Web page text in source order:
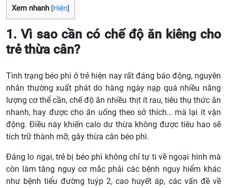
Xem nhanh [Hiện]
1. Vì sao cần có chế độ ăn kiêng cho
trẻ thừa cân?
Tình trạng béo phì ở trẻ hiện nay rất đáng báo động, nguyên
nhân thường xuất phát do hàng ngày nạp quá nhiều năng
lượng cơ thể cần, chế độ ăn nhiều thịt ít rau, tiêu thụ thức ăn
nhanh, hay được cho ăn uống theo sở thích… mà lại ít vận
động. Điều này khiến calo dư thừa không được tiêu hao sẽ
tích trữ thành mỡ, gây thừa cân béo phì.
Đáng lo ngại, trẻ bị béo phì không chỉ tự ti về ngoại hình mà
còn làm tăng nguy cơ mắc phải các bệnh nguy hiểm khác
như bệnh tiểu đường tuýp 2, cao huyết áp, các vấn đề về